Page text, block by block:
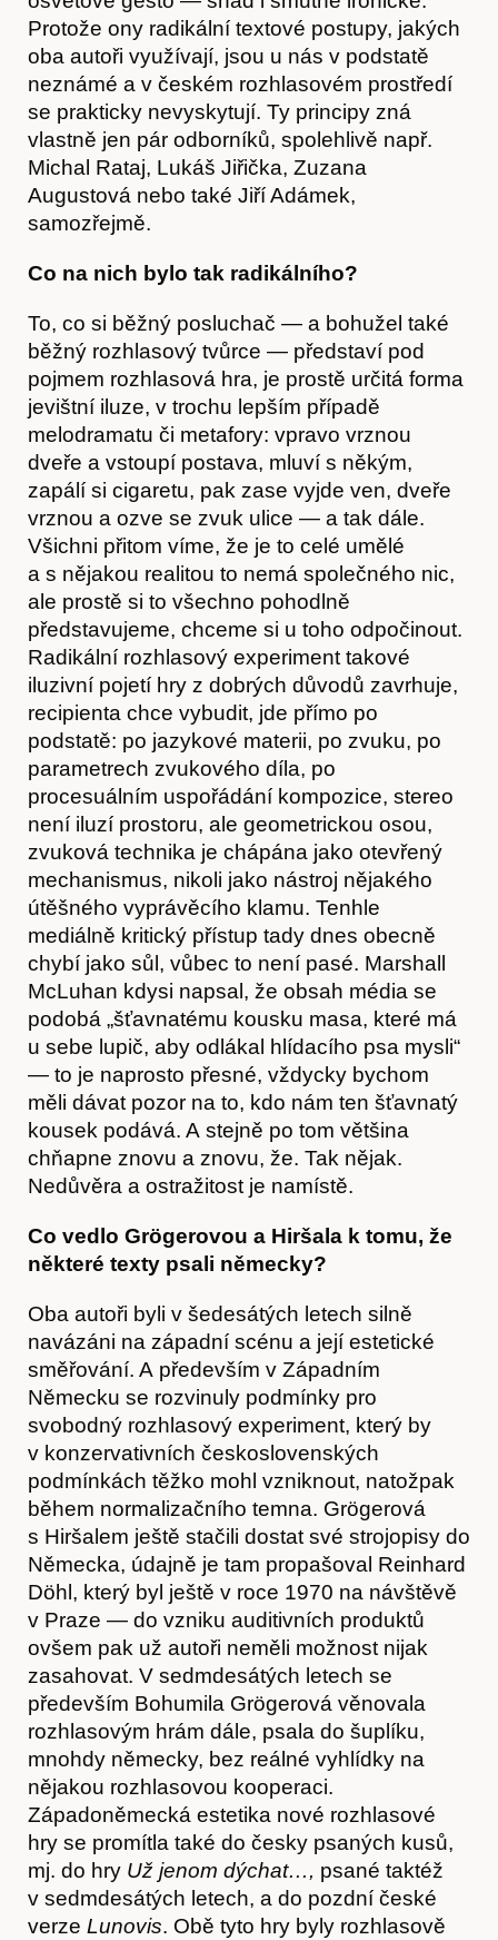
O nás
Obchod
Protože ony radikální textové postupy, jakých
oba autoři využívají, jsou u nás v podstatě
neznámé a v českém rozhlasovém prostředí
se prakticky nevyskytují. Ty principy zná
vlastně jen pár odborníků, spolehlivě např.
Michal Rataj, Lukáš Jiřička, Zuzana
Augustová nebo také Jiří Adámek,
samozřejmě.
Co na nich bylo tak radikálního?
To, co si běžný posluchač — a bohužel také
běžný rozhlasový tvůrce — představí pod
pojmem rozhlasová hra, je prostě určitá forma
jevištní iluze, v trochu lepším případě
melodramatu či metafory: vpravo vrznou
dveře a vstoupí postava, mluví s někým,
zapálí si cigaretu, pak zase vyjde ven, dveře
vrznou a ozve se zvuk ulice — a tak dále.
Všichni přitom víme, že je to celé umělé
a s nějakou realitou to nemá společného nic,
ale prostě si to všechno pohodlně
představujeme, chceme si u toho odpočinout.
Radikální rozhlasový experiment takové
iluzivní pojetí hry z dobrých důvodů zavrhuje,
recipienta chce vybudit, jde přímo po
podstatě: po jazykové materii, po zvuku, po
parametrech zvukového díla, po
procesuálním uspořádání kompozice, stereo
není iluzí prostoru, ale geometrickou osou,
zvuková technika je chápána jako otevřený
mechanismus, nikoli jako nástroj nějakého
útěšného vyprávěcího klamu. Tenhle
mediálně kritický přístup tady dnes obecně
chybí jako sůl, vůbec to není pasé. Marshall
McLuhan kdysi napsal, že obsah média se
podobá „šťavnatému kousku masa, které má
u sebe lupič, aby odlákal hlídacího psa mysli“
— to je naprosto přesné, vždycky bychom
měli dávat pozor na to, kdo nám ten šťavnatý
kousek podává. A stejně po tom většina
chňapne znovu a znovu, že. Tak nějak.
Nedůvěra a ostražitost je namístě.
Co vedlo Grögerovou a Hiršala k tomu, že
některé texty psali německy?
Oba autoři byli v šedesátých letech silně
navázáni na západní scénu a její estetické
směřování. A především v Západním
Německu se rozvinuly podmínky pro
svobodný rozhlasový experiment, který by
v konzervativních československých
podmínkách těžko mohl vzniknout, natožpak
během normalizačního temna. Grögerová
s Hiršalem ještě stačili dostat své strojopisy do
Německa, údajně je tam propašoval Reinhard
Döhl, který byl ještě v roce 1970 na návštěvě
v Praze — do vzniku auditivních produktů
ovšem pak už autoři neměli možnost nijak
zasahovat. V sedmdesátých letech se
především Bohumila Grögerová věnovala
rozhlasovým hrám dále, psala do šuplíku,
mnohdy německy, bez reálné vyhlídky na
nějakou rozhlasovou kooperaci.
Západoněmecká estetika nové rozhlasové
hry se promítla také do česky psaných kusů,
mj. do hry Už jenom dýchat…, psané taktéž
v sedmdesátých letech, a do pozdní české
verze Lunovis. Obě tyto hry byly rozhlasově